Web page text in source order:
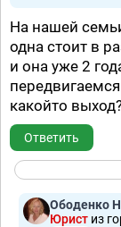
На нашей
одна стоит в
и она уже 2
какойто
Ответить
Ободенко
Юрист из